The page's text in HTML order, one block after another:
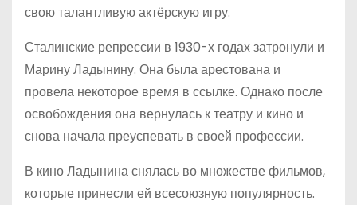
свою талантливую актёрскую игру.
Сталинские репрессии в 1930-х годах затронули и
Марину Ладынину. Она была арестована и
провела некоторое время в ссылке. Однако после
освобождения она вернулась к театру и кино и
снова начала преуспевать в своей профессии.
В кино Ладынина снялась во множестве фильмов,
которые принесли ей всесоюзную популярность.